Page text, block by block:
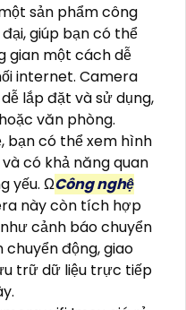
sản phẩm công
giúp bạn có thể
gian một cách dễ
internet. Camera
lắp đặt và sử dụng,
văn phòng.
bạn có thể xem hình
có khả năng quan
yếu. ΩCông nghệ
này còn tích hợp
cảnh báo chuyển
chuyển động, giao
trữ dữ liệu trực tiếp